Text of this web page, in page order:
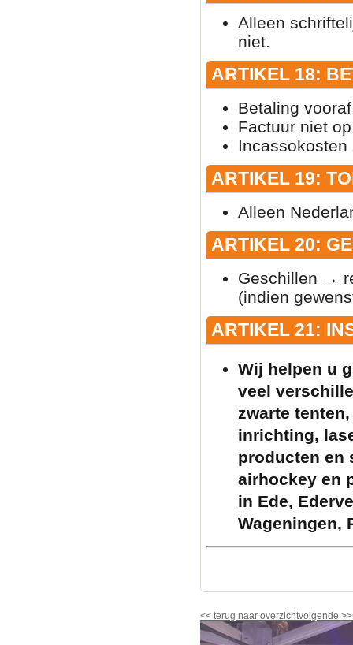
Alleen
niet.
ARTIKEL 18:
Betaling
Factuur niet
ARTIKEL 19:
Alleen
ARTIKEL 20:
Geschillen →
(indien
ARTIKEL 21:
Wij helpen u
veel
zwarte
inrichting,
producten en
airhockey en
in Ede,
Wageningen,
<< terug naar overzichtvolgende >>